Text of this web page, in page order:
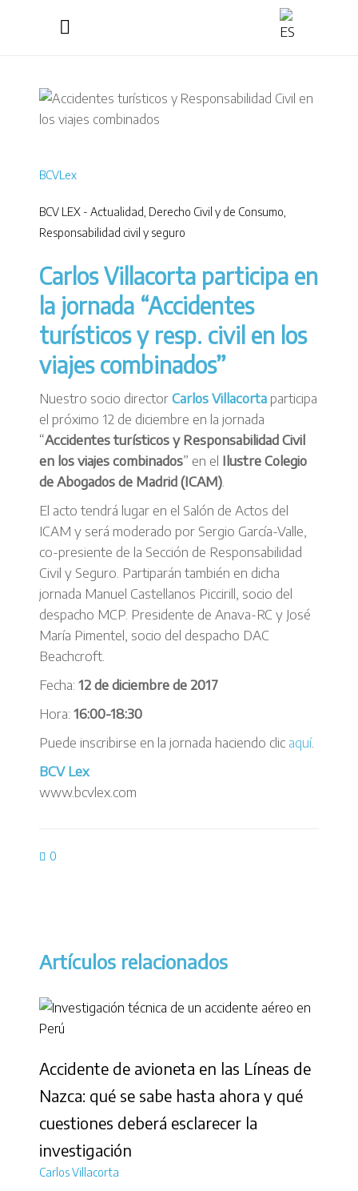
BCVLex
BCV LEX - Actualidad Derecho Civil y de Consumo
Responsabilidad civil y seguro
Carlos Villacorta participa en
la jornada “Accidentes
turísticos y resp. civil en los
viajes combinados”
Nuestro socio directorCarlos Villacorta participa
el próximo 12 de diciembre en la jornada
“Accidentes turísticos y Responsabilidad Civil
en los viajes combinados” en el Ilustre Colegio
de Abogados de Madrid (ICAM)
El acto tendrá lugar en el Salón de Actos del
ICAM y será moderado por Sergio García-Valle,
co-presiente de la Sección de Responsabilidad
Civil y Seguro. Partiparán también en dicha
jornada Manuel Castellanos Piccirill, socio del
despacho MCP. Presidente de Anava-RC y José
María Pimentel, socio del despacho DAC
Beachcroft.
Fecha: 12 de diciembre de 2017
Hora: 16:00-18:30
Puede inscribirse en la jornada haciendo clic aquí.
BCV Lex
www.bcvlex.com
0
Artículos relacionados
Accidente de avioneta en las Líneas de
Nazca: qué se sabe hasta ahora y qué
cuestiones deberá esclarecer la
investigación
Carlos Villacorta